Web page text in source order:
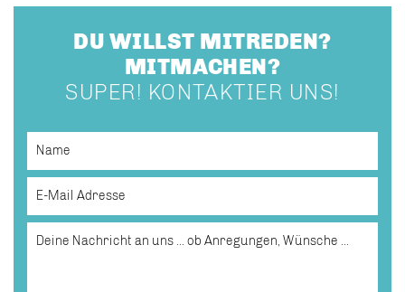
DU WILLST MITREDEN?
MITMACHEN?
SUPER! KONTAKTIER UNS!